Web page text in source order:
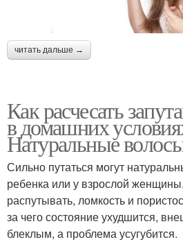
читать дальше →
Как расчесать
в домашних
Натуральные
Сильно путаться могут
ребенка или у взрослой
распутывать, ломкость и
за чего состояние ухудшится,
блеклым, а проблема усугубится.